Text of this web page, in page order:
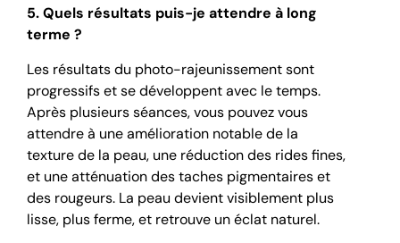
5. Quels résultats puis-je attendre à long
terme ?
Les résultats du photo-rajeunissement sont
progressifs et se développent avec le temps.
Après plusieurs séances, vous pouvez vous
attendre à une amélioration notable de la
texture de la peau, une réduction des rides fines,
et une atténuation des taches pigmentaires et
des rougeurs. La peau devient visiblement plus
lisse, plus ferme, et retrouve un éclat naturel.